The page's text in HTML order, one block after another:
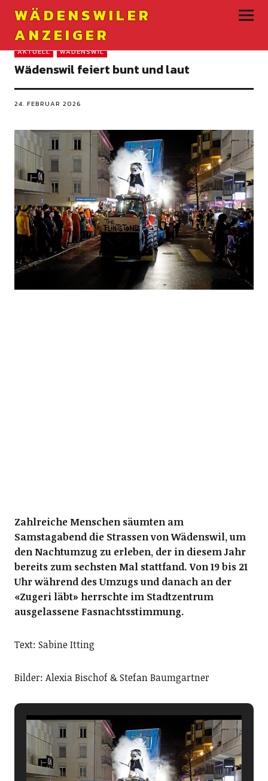
WÄDENSWILER
ANZEIGER
AKTUELL WÄDENSWIL
Wädenswil feiert bunt und laut
24. FEBRUAR 2026
Zahlreiche Menschen säumten am
Samstagabend die Strassen von Wädenswil, um
den Nachtumzug zu erleben, der in diesem Jahr
bereits zum sechsten Mal stattfand. Von 19 bis 21
Uhr während des Umzugs und danach an der
«Zugeri läbt» herrschte im Stadtzentrum
ausgelassene Fasnachtsstimmung.
Text: Sabine Itting
Bilder: Alexia Bischof & Stefan Baumgartner